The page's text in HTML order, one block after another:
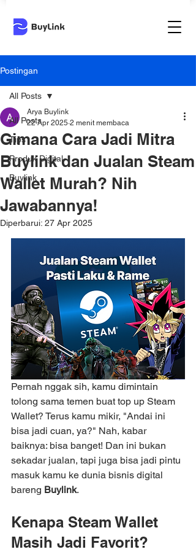
Postingan
All Posts
Tips
Produk Digital
Buylink
All Posts
Gimana Cara Jadi Mitra
Buylink dan Jualan Steam
Wallet Murah? Nih
Jawabannya!
Arya Buylink
22 Apr 2025 2 menit membaca
Diperbarui: 27 Apr 2025
Pernah nggak sih, kamu dimintain
tolong sama temen buat top up Steam
Wallet? Terus kamu mikir, "Andai ini
bisa jadi cuan, ya?" Nah, kabar
baiknya: bisa banget! Dan ini bukan
sekadar jualan, tapi juga bisa jadi pintu
masuk kamu ke dunia bisnis digital
bareng Buylink.
Kenapa Steam Wallet
Masih Jadi Favorit?